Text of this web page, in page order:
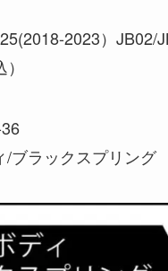
2023）JB02/
/ブラックスプリング